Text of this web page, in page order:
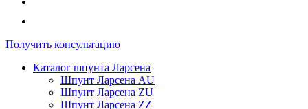
Получить консультацию
Каталог шпунта Ларсена
Шпунт Ларсена AU
Шпунт Ларсена ZU
Шпунт Ларсена ZZ